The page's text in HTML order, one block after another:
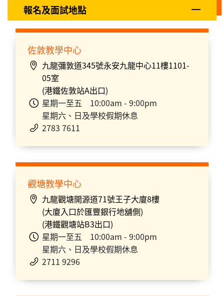
報名及面試地點
佐敦教學中心
九龍彌敦道345號永安九龍中心11樓1101-
05室
(港鐵佐敦站A出口)
星期一至五 10:00am - 9:00pm
星期六、日及學校假期休息
2783 7611
觀塘教學中心
九龍觀塘開源道71號王子大廈8樓
(大廈入口於匯豐銀行地舖側)
(港鐵觀塘站B3出口)
星期一至五 10:00am - 9:00pm
星期六、日及學校假期休息
2711 9296